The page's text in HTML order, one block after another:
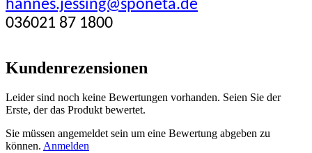
hannes.jessing@sponeta.de
036021 87 1800
Kundenrezensionen
Leider sind noch keine Bewertungen vorhanden. Seien Sie der
Erste, der das Produkt bewertet.
Sie müssen angemeldet sein um eine Bewertung abgeben zu
können. Anmelden